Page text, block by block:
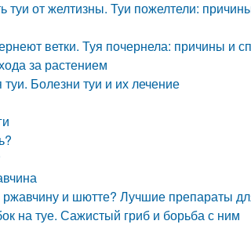
туи от желтизны. Туи пожелтели:
ветки. Туя почернела: причины и
за растением
Болезни туи и их лечение
ржавчину и шютте? Лучшие препараты
на туе. Сажистый гриб и борьба с ним